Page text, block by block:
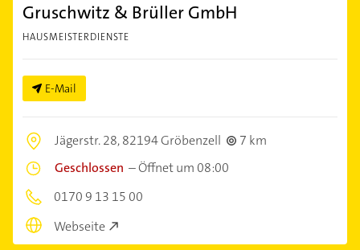
Gruschwitz & Brüller GmbH
HAUSMEISTERDIENSTE
E-Mail
Jägerstr. 28,82194 Gröbenzell
7 km
Geschlossen –Öffnet um 08:00
0170 9 13 15 00
Webseite